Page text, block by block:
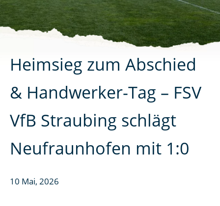
Heimsieg zum Abschied
& Handwerker-Tag – FSV
VfB Straubing schlägt
Neufraunhofen mit 1:0
10 Mai, 2026